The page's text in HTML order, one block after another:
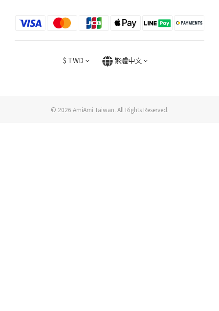
$ TWD 繁體中文
© 2026 AmiAmi Taiwan. All Rights Reserved.